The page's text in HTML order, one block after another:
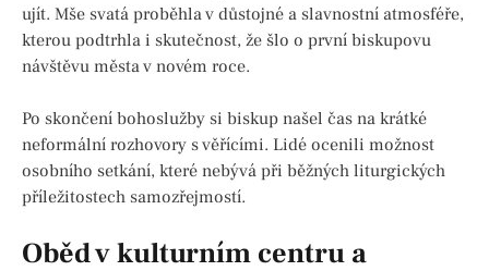
ujít. Mše svatá proběhla v důstojné a slavnostní atmosféře,
kterou podtrhla i skutečnost, že šlo o první biskupovu
návštěvu města v novém roce.
Po skončení bohoslužby si biskup našel čas na krátké
neformální rozhovory s věřícími. Lidé ocenili možnost
osobního setkání, které nebývá při běžných liturgických
příležitostech samozřejmostí.
Oběd v kulturním centru a